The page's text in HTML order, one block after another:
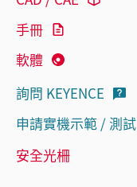
手冊
軟體
詢問 KEYENCE
申請實機示範 / 測試
安全光柵